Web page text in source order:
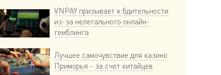
VNPAY призывает к бдительности
из-за нелегального онлайн-
гемблинга
Лучшее самочувствие для казино
Приморья - за счет китайцев